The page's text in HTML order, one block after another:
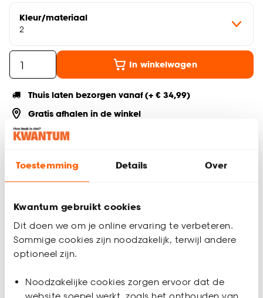
Toestemming Details Over
Kwantum gebruikt cookies
Dit doen we om je online ervaring te verbeteren.
Sommige cookies zijn noodzakelijk, terwijl andere
optioneel zijn.
Noodzakelijke cookies zorgen ervoor dat de
Kleur/materiaal
2
In winkelwagen
Thuis laten bezorgen vanaf (+ € 34,99)
Gratis afhalen in de winkel
Altijd de laagste prijs
Productomschrijving
Plakplint Lichtgrijs Eiken van milieubewust PEFC hout. Lengte:
240 cm. Dikte: 0.50 cm. Kleur: lichtgrijs eiken.
Artikelnummer 0128116